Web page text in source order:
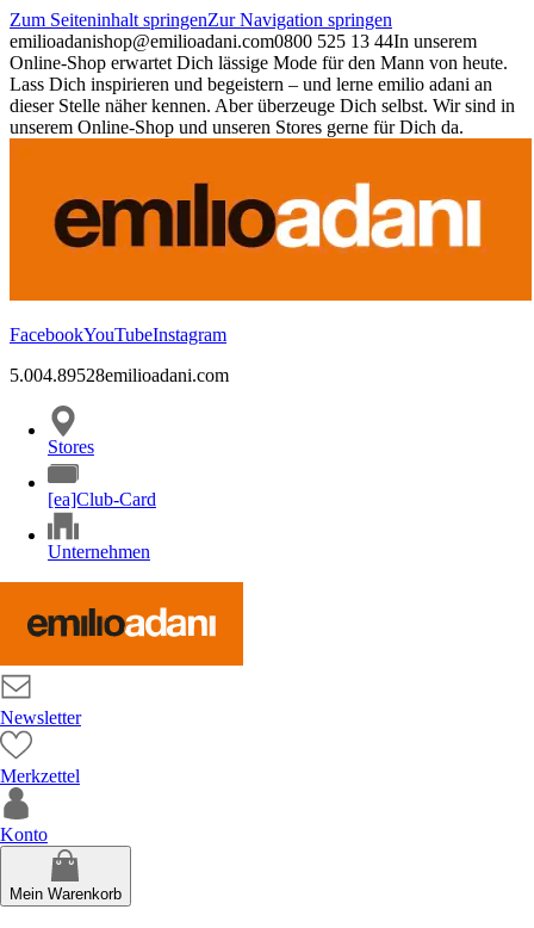
Zum Seiteninhalt springenZur Navigation springen
emilioadanishop@emilioadani.com0800 525 13 44In unserem
Online-Shop erwartet Dich lässige Mode für den Mann von heute.
Lass Dich inspirieren und begeistern – und lerne emilio adani an
dieser Stelle näher kennen. Aber überzeuge Dich selbst. Wir sind in
unserem Online-Shop und unseren Stores gerne für Dich da.
FacebookYouTubeInstagram
5.004.89528emilioadani.com
Stores
[ea]Club-Card
Unternehmen
Newsletter
Merkzettel
Konto
Mein Warenkorb